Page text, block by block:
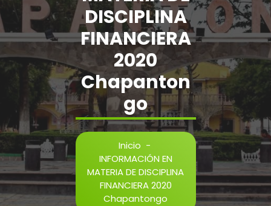
DISCIPLINA
FINANCIERA
2020
Chapanton
go
Inicio -
INFORMACIÓN EN
MATERIA DE DISCIPLINA
FINANCIERA 2020
Chapantongo